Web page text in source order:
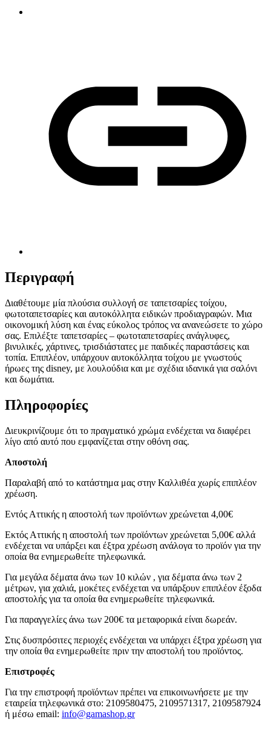
Περιγραφή
Διαθέτουμε μία πλούσια συλλογή σε ταπετσαρίες τοίχου,
φωτοταπετσαρίες και αυτοκόλλητα ειδικών προδιαγραφών. Μια
οικονομική λύση και ένας εύκολος τρόπος να ανανεώσετε το χώρο
σας. Επιλέξτε ταπετσαρίες – φωτοταπετσαρίες ανάγλυφες,
βινυλικές, χάρτινες, τρισδιάστατες με παιδικές παραστάσεις και
τοπία. Επιπλέον, υπάρχουν αυτοκόλλητα τοίχου με γνωστούς
ήρωες της disney, με λουλούδια και με σχέδια ιδανικά για σαλόνι
και δωμάτια.
Πληροφορίες
Διευκρινίζουμε ότι το πραγματικό χρώμα ενδέχεται να διαφέρει
λίγο από αυτό που εμφανίζεται στην οθόνη σας.
Αποστολή
Παραλαβή από το κατάστημα μας στην Καλλιθέα χωρίς επιπλέον
χρέωση.
Εντός Αττικής η αποστολή των προϊόντων χρεώνεται 4,00€
Εκτός Αττικής η αποστολή των προϊόντων χρεώνεται 5,00€ αλλά
ενδέχεται να υπάρξει και έξτρα χρέωση ανάλογα το προϊόν για την
οποία θα ενημερωθείτε τηλεφωνικά.
Για μεγάλα δέματα άνω των 10 κιλών , για δέματα άνω των 2
μέτρων, για χαλιά, μοκέτες ενδέχεται να υπάρξουν επιπλέον έξοδα
αποστολής για τα οποία θα ενημερωθείτε τηλεφωνικά.
Για παραγγελίες άνω των 200€ τα μεταφορικά είναι δωρεάν.
Στις δυσπρόσιτες περιοχές ενδέχεται να υπάρχει έξτρα χρέωση για
την οποία θα ενημερωθείτε πριν την αποστολή του προϊόντος.
Επιστροφές
Για την επιστροφή προϊόντων πρέπει να επικοινωνήσετε με την
εταιρεία τηλεφωνικά στο: 2109580475, 2109571317, 2109587924
ή μέσω email: info@gamashop.gr